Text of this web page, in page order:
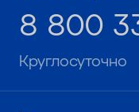
8 800
Круглосуточно